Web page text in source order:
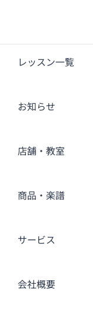
レッスン一覧
お知らせ
店舗・教室
商品・楽譜
サービス
会社概要